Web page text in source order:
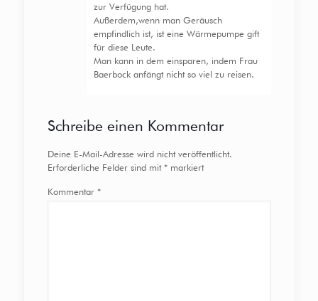
zur Verfügung hat.
Außerdem,wenn man Geräusch
empfindlich ist, ist eine Wärmepumpe gift
für diese Leute.
Man kann in dem einsparen, indem Frau
Baerbock anfängt nicht so viel zu reisen.
Schreibe einen Kommentar
Deine E-Mail-Adresse wird nicht veröffentlicht.
Erforderliche Felder sind mit *markiert
Kommentar *